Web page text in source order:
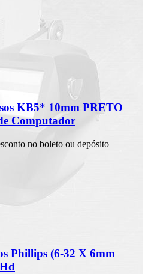
KB5* 10mm PRETO
Computador
no boleto ou depósito
Phillips (6-32 X 6mm